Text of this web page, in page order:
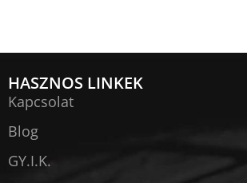
HASZNOS LINKEK
Kapcsolat
Blog
GY.I.K.